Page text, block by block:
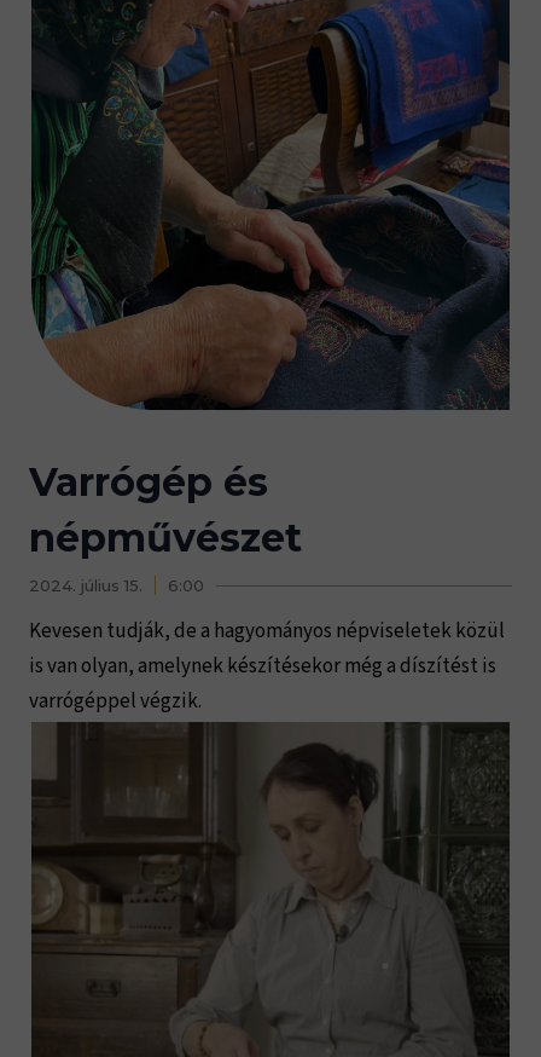
Varrógép és
népművészet
2024. július 15. 6:00
Kevesen tudják, de a hagyományos népviseletek közül
is van olyan, amelynek készítésekor még a díszítést is
varrógéppel végzik.